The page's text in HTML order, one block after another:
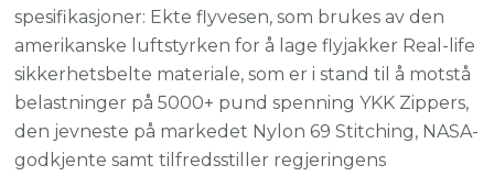
spesifikasjoner: Ekte flyvesen, som brukes av den
amerikanske luftstyrken for å lage flyjakker Real-life
sikkerhetsbelte materiale, som er i stand til å motstå
belastninger på 5000+ pund spenning YKK Zippers,
den jevneste på markedet Nylon 69 Stitching, NASA-
godkjente samt tilfredsstiller regjeringens